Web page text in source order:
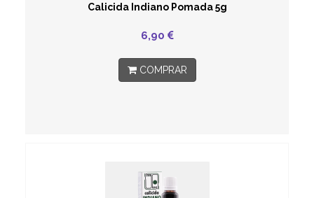
Calicida Indiano Pomada 5g
6,90
COMPRAR